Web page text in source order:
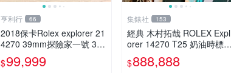
亨利行 66
2018保卡Rolex explorer 21
4270 39mm探險家一號 369
新款夜光時標。124270 224
270
$99,999
集錶社 153
經典 木村拓哉 ROLEX Expl
orer 14270 T25 奶油時標
探險家[交流]
$888,888